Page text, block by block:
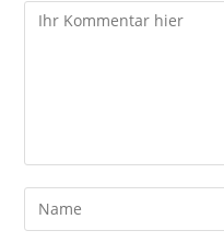
Kommentare
Gib
deinen